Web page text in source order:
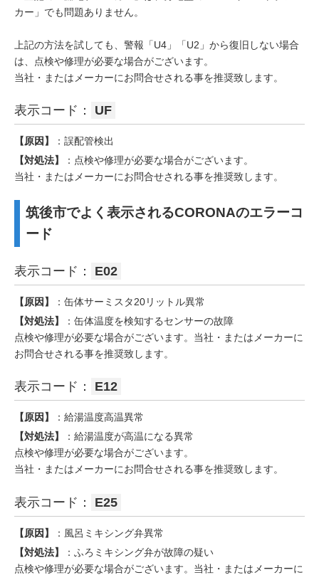
カー」でも問題ありません。
上記の方法を試しても、警報「U4」「U2」から復旧しない場合
は、点検や修理が必要な場合がございます。
当社・またはメーカーにお問合せされる事を推奨致します。
表示コード： UF
【原因】
：誤配管検出
【対処法】
：点検や修理が必要な場合がございます。
当社・またはメーカーにお問合せされる事を推奨致します。
筑後市でよく表示されるCORONAのエラーコ
ード
表示コード： E02
【原因】
：缶体サーミスタ20リットル異常
【対処法】
：缶体温度を検知するセンサーの故障
点検や修理が必要な場合がございます。当社・またはメーカーに
お問合せされる事を推奨致します。
表示コード： E12
【原因】
：給湯温度高温異常
【対処法】
：給湯温度が高温になる異常
点検や修理が必要な場合がございます。
当社・またはメーカーにお問合せされる事を推奨致します。
表示コード： E25
【原因】
：風呂ミキシング弁異常
【対処法】
：ふろミキシング弁が故障の疑い
点検や修理が必要な場合がございます。当社・またはメーカーに